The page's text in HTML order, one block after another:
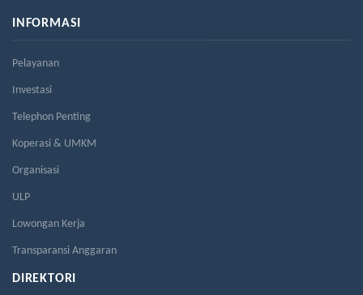
INFORMASI
Pelayanan
Investasi
Telephon Penting
Koperasi & UMKM
Organisasi
ULP
Lowongan Kerja
Transparansi Anggaran
DIREKTORI